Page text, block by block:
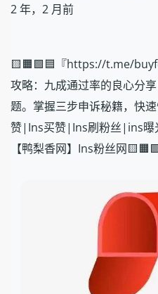
2 年，2 月前
🟨🟧🟩🟦『https://t.me/
攻略：九成通过率的良心分
题。掌握三步申诉秘籍，快
赞|Ins买赞|Ins刷粉丝|ins
【鸭梨香网】Ins粉丝网